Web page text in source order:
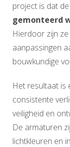
project is dat
gemonteerd
Hierdoor zijn
aanpassingen
bouwkundige
Het resultaat is
consistente
veiligheid en
De armaturen
lichtkleuren en